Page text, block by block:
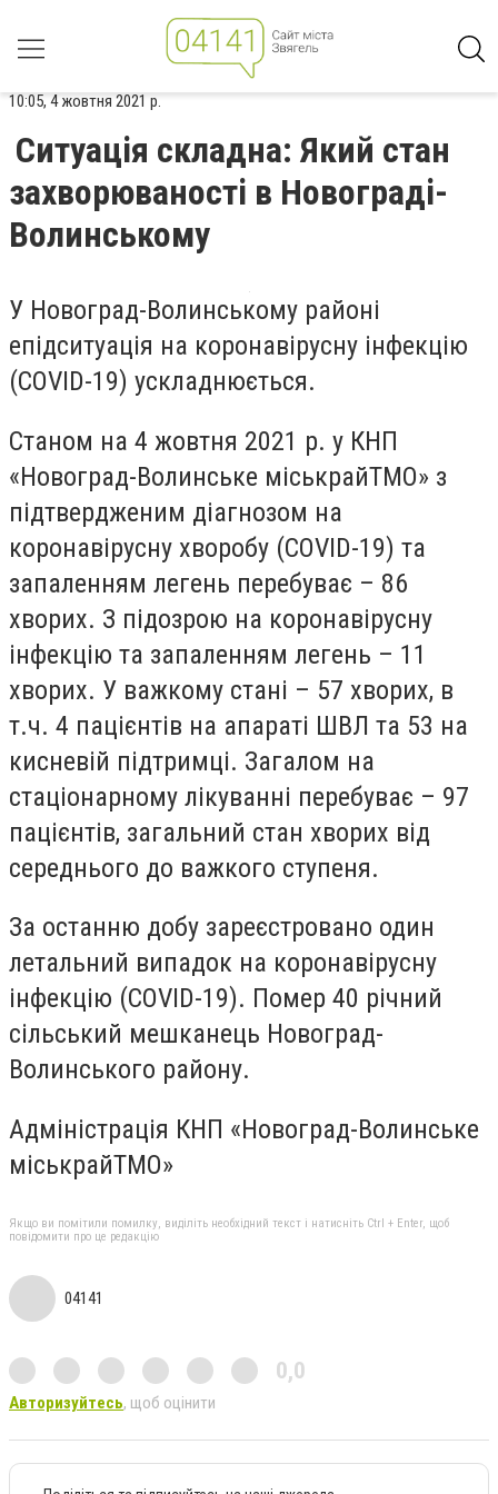
10:05, 4 жовтня 2021 р.
Ситуація складна: Який стан
захворюваності в Новограді-
Волинському
У Новоград-Волинському районі
епідситуація на коронавірусну інфекцію
(COVID-19) ускладнюється.
Станом на 4 жовтня 2021 р. у КНП
«Новоград-Волинське міськрайТМО» з
підтвердженим діагнозом на
коронавірусну хворобу (COVID-19) та
запаленням легень перебуває – 86
хворих. З підозрою на коронавірусну
інфекцію та запаленням легень – 11
хворих. У важкому стані – 57 хворих, в
т.ч. 4 пацієнтів на апараті ШВЛ та 53 на
кисневій підтримці. Загалом на
стаціонарному лікуванні перебуває – 97
пацієнтів, загальний стан хворих від
середнього до важкого ступеня.
За останню добу зареєстровано один
летальний випадок на коронавірусну
інфекцію (COVID-19). Помер 40 річний
сільський мешканець Новоград-
Волинського району.
Адміністрація КНП «Новоград-Волинське
міськрайТМО»
Якщо ви помітили помилку, виділіть необхідний текст і натисніть Ctrl + Enter, щоб
повідомити про це редакцію
04141
0,0
Авторизуйтесь, щоб оцінити